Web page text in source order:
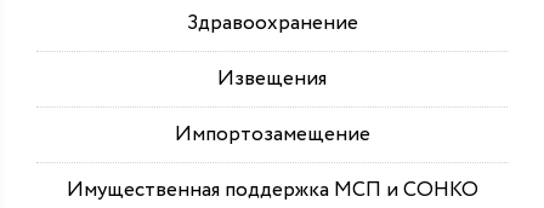
Здравоохранение
Извещения
Импортозамещение
Имущественная поддержка МСП и СОНКО